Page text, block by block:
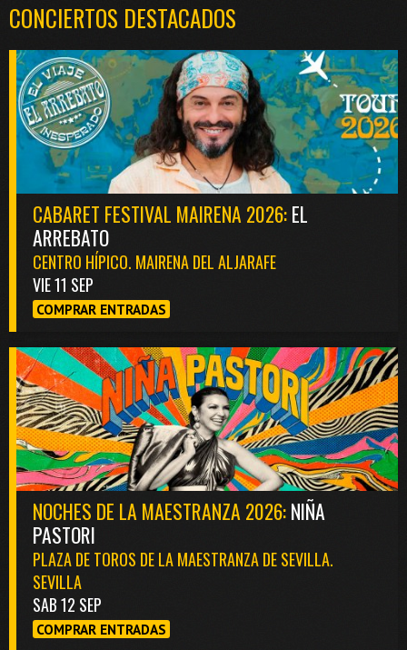
CONCIERTOS DESTACADOS
CABARET FESTIVAL MAIRENA 2026:EL
ARREBATO
CENTRO HÍPICO. MAIRENA DEL ALJARAFE
VIE 11 SEP
COMPRAR ENTRADAS
NOCHES DE LA MAESTRANZA 2026:NIÑA
PASTORI
PLAZA DE TOROS DE LA MAESTRANZA DE SEVILLA.
SEVILLA
SAB 12 SEP
COMPRAR ENTRADAS